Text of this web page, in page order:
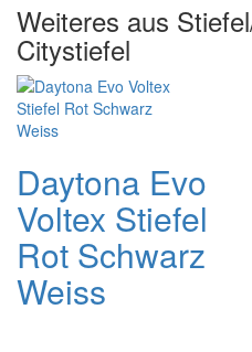
Weiteres aus
Citystiefel
Daytona Evo
Voltex Stiefel
Rot Schwarz
Weiss